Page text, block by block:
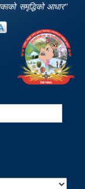
समृद्धिको आधार"